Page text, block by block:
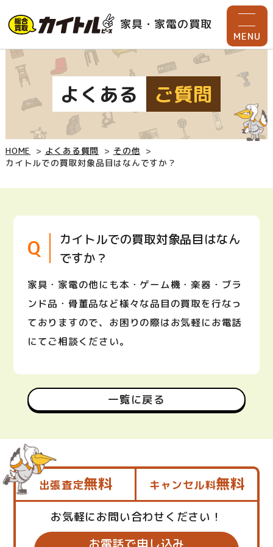
家具・家電の買取
MENU
よくある ご質問
HOME よくある質問
その他
カイトルでの買取対象品目はなんですか？
カイトルでの買取対象品目はなん
ですか？
家具・家電の他にも本・ゲーム機・楽器・ブラ
ンド品・骨董品など様々な品目の買取を行なっ
ておりますので、お困りの際はお気軽にお電話
にてご相談ください。
一覧に戻る
出張査定無料 キャンセル料無料
お気軽にお問い合わせください！
お電話で申し込み